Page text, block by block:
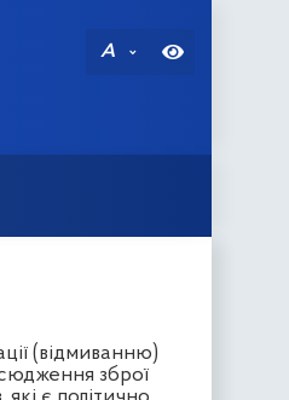
A
(відмиванню)
зброї